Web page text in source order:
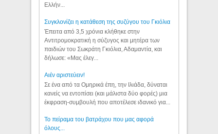
Ελλήν...
Συγκλονίζει η κατάθεση της συζύγου του Γκιόλια
Έπειτα από 3,5 χρόνια κλήθηκε στην
Αντιτρομοκρατική η σύζυγος και μητέρα των
παιδιών του Σωκράτη Γκιόλια, Αδαμαντία, και
δήλωσε: «Μας έλεγ...
Aιέν αριστεύειν!
Σε ένα από τα Ομηρικά έπη, την Ιλιάδα, δύναται
κανείς να εντοπίσει (και μάλιστα δύο φορές) μια
έκφραση-συμβουλή που αποτέλεσε ιδανικό για...
Το πείραμα του βατράχου που μας αφορά
όλους...